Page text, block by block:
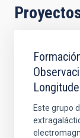
Este grupo